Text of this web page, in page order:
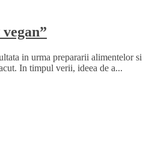
in urma prepararii alimentelor si
In timpul verii, ideea de a...